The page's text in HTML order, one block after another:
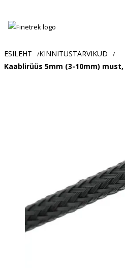
Usaldusväärne
jaESILEHT /KINNITUSTARVIKUD /
Kaablirüüs 5mm (3-10mm)